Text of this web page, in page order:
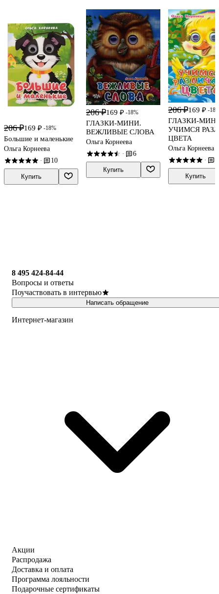
206 ₽169 ₽ -18%
Большие и маленькие
Ольга Корнеева
· 10
Купить
206 ₽169 ₽ -18%
ГЛАЗКИ-МИНИ.
ВЕЖЛИВЫЕ СЛОВА
Ольга Корнеева
· 6
Купить
206 ₽169 ₽ -
ГЛАЗКИ-
УЧИМСЯ
ЦВЕТА
Ольга Корнеева
·
Купить
8 495 424-84-44
Вопросы и ответы
Поучаствовать в интервью
Написать обращение
Интернет-магазин
Акции
Распродажа
Доставка и оплата
Программа лояльности
Подарочные сертификаты